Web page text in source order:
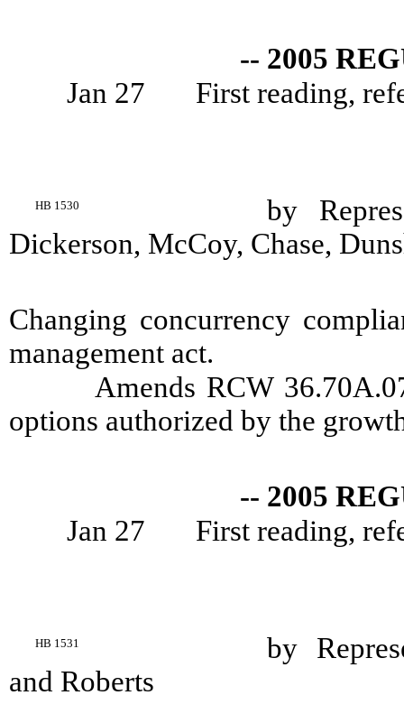
-- 2005
Jan 27
First reading,
HB 1530
by
Dickerson, McCoy, Chase,
Changing concurrency
management act.
Amends RCW
options authorized by the
-- 2005
Jan 27
First reading,
HB 1531
by
and Roberts